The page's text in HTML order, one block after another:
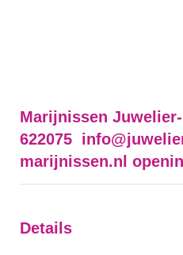
Marijnissen
622075
marijnissen.nl
Details